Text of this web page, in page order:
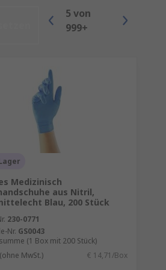
Staub
bis
ist, um
5 von
999+
Medizinisch
aus Nitril,
Blau, 200 Stück
230-0771
Nr. GS0043
(1 Box mit 200 Stück)
(ohne MwSt.) € 14,71/Box